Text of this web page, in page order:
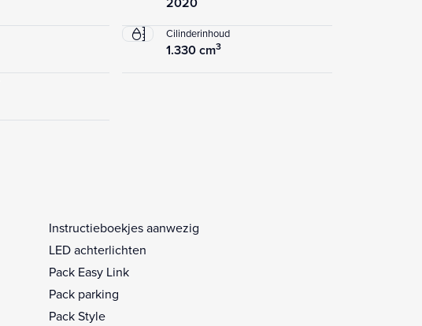
Cilinderinhoud
1.330 cm3
Instructieboekjes aanwezig
LED achterlichten
Pack Easy Link
Pack parking
Pack Style